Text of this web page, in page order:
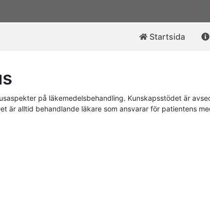
Startsida
på läkemedelsbehandling. Kunskapsstödet är
är alltid behandlande läkare som ansvarar för patientens